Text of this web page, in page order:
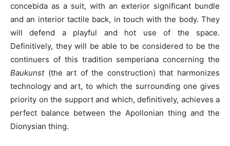
concebida as a suit, with an exterior significant bundle
and an interior tactile back, in touch with the body. They
will defend a playful and hot use of the space.
Definitively, they will be able to be considered to be the
continuers of this tradition semperiana concerning the
Baukunst(the art of the construction) that harmonizes
technology and art, to which the surrounding one gives
priority on the support and which, definitively, achieves a
perfect balance between the Apollonian thing and the
Dionysian thing.